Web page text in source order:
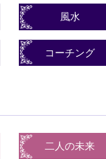
風水
コーチング
二人の未来